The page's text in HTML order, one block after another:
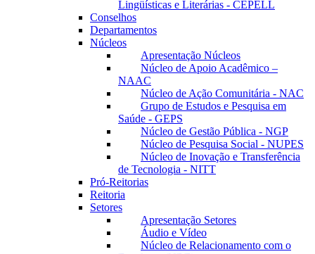
Lingüísticas e Literárias - CEPELL
Conselhos
Departamentos
Núcleos
Apresentação Núcleos
Núcleo de Apoio Acadêmico –
NAAC
Núcleo de Ação Comunitária - NAC
Grupo de Estudos e Pesquisa em
Saúde - GEPS
Núcleo de Gestão Pública - NGP
Núcleo de Pesquisa Social - NUPES
Núcleo de Inovação e Transferência
de Tecnologia - NITT
Pró-Reitorias
Reitoria
Setores
Apresentação Setores
Áudio e Vídeo
Núcleo de Relacionamento com o